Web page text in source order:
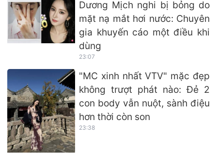
Dương Mịch nghi bị bỏng do
mặt nạ mắt hơi nước: Chuyên
gia khuyến cáo một điều khi
dùng
23:07
"MC xinh nhất VTV" mặc đẹp
không trượt phát nào: Đẻ 2
con body vẫn nuột, sành điệu
hơn thời còn son
23:38